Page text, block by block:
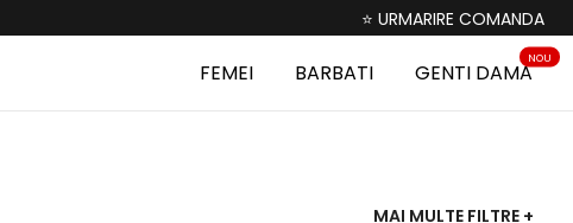
⭐ URMARIRE COMANDA
FEMEI BARBATI GENTI DAMA
NOU
MAI MULTE FILTRE +